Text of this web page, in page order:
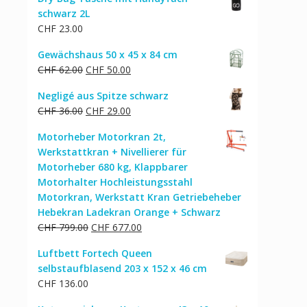
schwarz 2L
CHF 23.00
Gewächshaus 50 x 45 x 84 cm
CHF62.00 Ursprünglicher
war:
CHF 62.00
CHF 50.00
ist:
CHF 50.00.
Negligé aus Spitze schwarz
CHF36.00 Ursprünglicher
war:
CHF 36.00
CHF 29.00
ist:
CHF 29.00.
Motorheber Motorkran 2t,
Werkstattkran + Nivellierer für
Motorheber 680 kg, Klappbarer
Motorhalter Hochleistungsstahl
Motorkran, Werkstatt Kran Getriebeheber
Hebekran Ladekran Orange + Schwarz
CHF799.00 Ursprünglicher
war:
CHF 799.00
CHF 677.00
ist:
CHF 677.00.
Luftbett Fortech Queen
selbstaufblasend 203 x 152 x 46 cm
CHF 136.00